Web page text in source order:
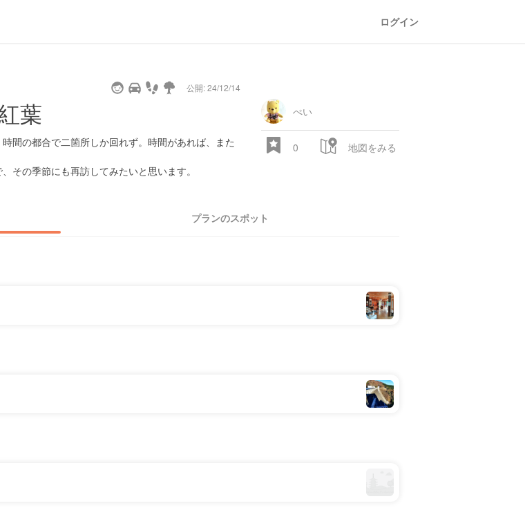
ログイン
公開: 24/12/14
葉
間の都合で二箇所しか回れず。時間があれば、また
その季節にも再訪してみたいと思います。
ぺい
0 地図をみる
プランのスポット